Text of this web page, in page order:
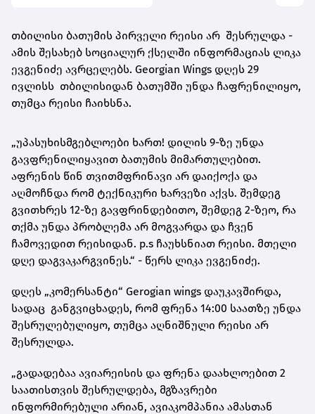
თბილისი ბათუმის პირველი რეისი არ შესრულდა -
ამის შესახებ სოციალურ ქსელში ინფორმაციას ლიკა
ევგენიძე ავრცელებს. Georgian Wings დღეს 29
ივლისს თბილისიდან ბათუმში უნდა ჩაფრენილიყო,
თუმცა რეისი ჩაიხსნა.
„უპასუხისმგებლოები ხართ! დილის 9-ზე უნდა
გავფრენილიყავით ბათუმის მიმართულებით.
აფრენის წინ თვითმფრინავი არ დაიქოქა და
აღმოჩნდა რომ ტექნიკური ხარვეზი აქვს. შემდეგ
გვითხრეს 12-ზე გავფრინდებითო, შემდეგ 2-ზეო, რა
თქმა უნდა პრობლემა არ მოგვარდა და ჩვენ
ჩამოვედით რეისიდან. p.s ჩაუხსნიათ რეისი. მთელი
დღე დაგვაკარგვინეს.“ - წერს ლიკა ევგენიძე.
დღეს „კომერსანტი“ Gerogian wings დაუკავშირდა,
სადაც განგვიცხადეს, რომ ფრენა 14:00 საათზე უნდა
შესრულებულიყო, თუმცა აღნიშნული რეისი არ
შესრულდა.
„გადადებაა ავიარეისის და ფრენა დაახლოებით 2
საათისთვის შესრულდება, მგზავრები
ინფორმირებული არიან, ავიაკომპანია ამასთან